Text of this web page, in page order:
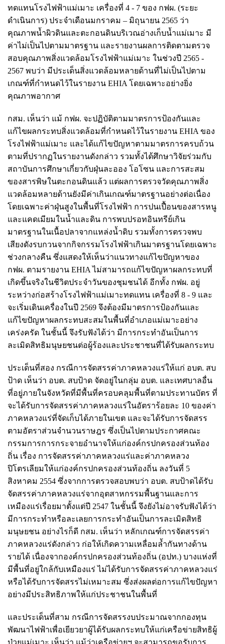
ทดแทนโรงไฟฟ้าแม่เมาะ เครื่องที่ 4 - 7 ของ กฟผ. (ระยะ
ดำเนินการ) ประจำเดือนมกราคม – มิถุนายน 2565 ว่า
คุณภาพน้ำผิวดินและตะกอนดินบริเวณอ่างเก็บน้ำแม่เมาะ มี
ค่าไม่เป็นไปตามมาตรฐาน และรายงานผลการติดตามตรวจ
สอบคุณภาพสิ่งแวดล้อมโรงไฟฟ้าแม่เมาะ ในช่วงปี 2565 -
2567 พบว่า มีประเด็นสิ่งแวดล้อมหลายด้านที่ไม่เป็นไปตาม
เกณฑ์ที่กำหนดไว้ในรายงาน EHIA โดยเฉพาะอย่างยิ่ง
คุณภาพอากาศ
กสม. เห็นว่า แม้ กฟผ. จะปฏิบัติตามมาตรการป้องกันและ
แก้ไขผลกระทบสิ่งแวดล้อมที่กำหนดไว้ในรายงาน EHIA ของ
โรงไฟฟ้าแม่เมาะ และได้แก้ไขปัญหาตามมาตรการครบถ้วน
ตามที่ปรากฏในรายงานดังกล่าว รวมทั้งได้ศึกษาวิจัยร่วมกับ
สถาบันการศึกษาเกี่ยวกับฝุ่นละออง โอโซน และการสะสม
ของสารพิษในตะกอนดินแล้ว แต่ผลการตรวจวัดคุณภาพสิ่ง
แวดล้อมหลายด้านยังมีค่าเกินเกณฑ์มาตรฐานอย่างต่อเนื่อง
โดยเฉพาะค่าฝุ่นสูงในพื้นที่โรงไฟฟ้า การปนเปื้อนของสารหนู
และแคดเมียมในน้ำและดิน การพบปรอทอินทรีย์เกิน
มาตรฐานในเนื้อปลาจากแหล่งน้ำดิบ รวมทั้งการตรวจพบ
เสียงดังรบกวนจากกิจกรรมโรงไฟฟ้าเกินมาตรฐานโดยเฉพาะ
ช่วงกลางคืน ซึ่งแสดงให้เห็นว่าแนวทางแก้ไขปัญหาของ
กฟผ. ตามรายงาน EHIA ไม่สามารถแก้ไขปัญหาผลกระทบที่
เกิดขึ้นจริงในชีวิตประจำวันของชุมชนได้ อีกทั้ง กฟผ. อยู่
ระหว่างก่อสร้างโรงไฟฟ้าแม่เมาะทดแทน เครื่องที่ 8 - 9 และ
จะเริ่มเดินเครื่องในปี 2569 จึงต้องมีมาตรการป้องกันและ
แก้ไขปัญหาผลกระทบสะสมในพื้นที่อำเภอแม่เมาะอย่าง
เคร่งครัด ในชั้นนี้ จึงรับฟังได้ว่า มีการกระทำอันเป็นการ
ละเมิดสิทธิมนุษยชนต่อผู้ร้องและประชาชนที่ได้รับผลกระทบ
ประเด็นที่สอง กรณีการจัดสรรค่าภาคหลวงแร่ให้แก่ อบต. สบ
ป้าด เห็นว่า อบต. สบป้าด จัดอยู่ในกลุ่ม อบต. และเทศบาลอื่น
ที่อยู่ภายในจังหวัดที่มีพื้นที่ครอบคลุมพื้นที่ตามประทานบัตร ที่
จะได้รับการจัดสรรค่าภาคหลวงแร่ในอัตราร้อยละ 10 ของค่า
ภาคหลวงแร่ที่จัดเก็บได้ภายในเขต และจะได้รับการจัดสรร
ตามอัตราส่วนจำนวนราษฎร ซึ่งเป็นไปตามประกาศคณะ
กรรมการการกระจายอำนาจให้แก่องค์กรปกครองส่วนท้อง
ถิ่น เรื่อง การจัดสรรค่าภาคหลวงแร่และค่าภาคหลวง
ปิโตรเลียมให้แก่องค์กรปกครองส่วนท้องถิ่น ลงวันที่ 5
สิงหาคม 2554 ซึ่งจากการตรวจสอบพบว่า อบต. สบป้าดได้รับ
จัดสรรค่าภาคหลวงแร่จากอุตสาหกรรมพื้นฐานและการ
เหมืองแร่เรื่อยมาตั้งแต่ปี 2547 ในชั้นนี้ จึงยังไม่อาจรับฟังได้ว่า
มีการกระทำหรือละเลยการกระทำอันเป็นการละเมิดสิทธิ
มนุษยชน อย่างไรก็ดี กสม. เห็นว่า หลักเกณฑ์การจัดสรรค่า
ภาคหลวงแร่ดังกล่าว ก่อให้เกิดความเหลื่อมล้ำกันทางด้าน
รายได้ เนื่องจากองค์กรปกครองส่วนท้องถิ่น (อปท.) บางแห่งที่
มีพื้นที่อยู่ใกล้กับเหมืองแร่ ไม่ได้รับการจัดสรรค่าภาคหลวงแร่
หรือได้รับการจัดสรรไม่เหมาะสม ซึ่งส่งผลต่อการแก้ไขปัญหา
อย่างมีประสิทธิภาพให้แก่ประชาชนในพื้นที่
และประเด็นที่สาม กรณีการจัดสรรงบประมาณจากกองทุน
พัฒนาไฟฟ้าเพื่อเยียวยาผู้ได้รับผลกระทบให้แก่เครือข่ายสิทธิผู้
ป่วยแม่เมาะ เห็นว่า แม้ว่าเครือข่ายฯ จะสามารถขอรับการ